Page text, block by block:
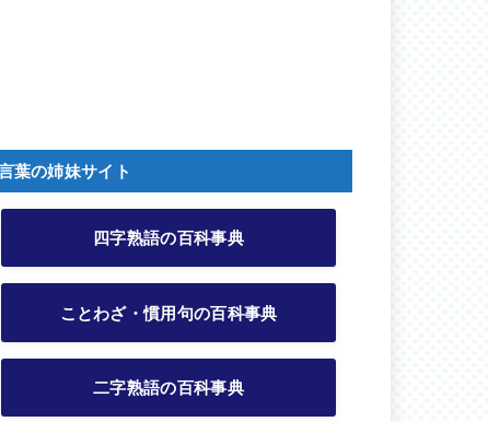
葉の姉妹サイト
四字熟語の百科事典
ことわざ・慣用句の百科事典
二字熟語の百科事典